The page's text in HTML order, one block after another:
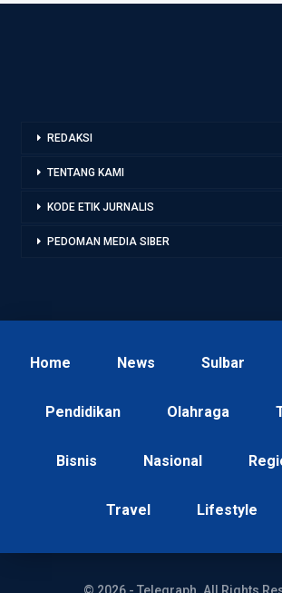
REDAKSI
TENTANG KAMI
KODE ETIK JURNALIS
PEDOMAN MEDIA SIBER
Home News Sulbar
Pendidikan Olahraga
Bisnis Nasional
Travel Lifestyle